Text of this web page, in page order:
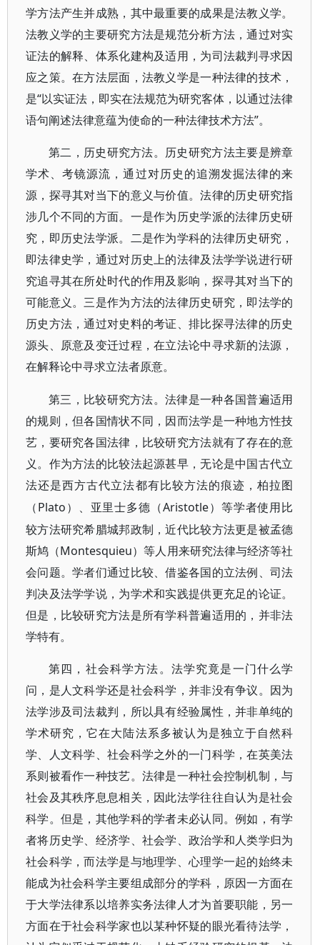
学方法产生并成熟，其中最重要的成果是法教义学。
法教义学的主要研究方法是规范分析方法，通过对实
证法的解释、体系化建构及适用，为司法裁判寻求因
应之策。在方法层面，法教义学是一种法律的技术，
是“以实证法，即实在法规范为研究客体，以通过法律
语句阐述法律意蕴为使命的一种法律技术方法”。
第二，历史研究方法。历史研究方法主要是辨章
学术、考镜源流，通过对历史的追溯发掘法律的来
源，探寻其对当下的意义与价值。法律的历史研究指
涉几个不同的方面。一是作为历史学派的法律历史研
究，即历史法学派。二是作为学科的法律历史研究，
即法律史学，通过对历史上的法律及法学学说进行研
究追寻其在所处时代的作用及影响，探寻其对当下的
可能意义。三是作为方法的法律历史研究，即法学的
历史方法，通过对史料的考证、排比探寻法律的历史
源头、原意及变迁过程，在立法论中寻求新的法源，
在解释论中寻求立法者原意。
第三，比较研究方法。法律是一种各国普遍适用
的规则，但各国情状不同，因而法学是一种地方性技
艺，要研究各国法律，比较研究方法就有了存在的意
义。作为方法的比较法起源甚早，无论是中国古代立
法还是西方古代立法都有比较方法的痕迹，柏拉图
（ Plato）、亚里士多德（Aristotle）等学者使用比
较方法研究希腊城邦政制，近代比较方法更是被孟德
斯鸠（Montesquieu）等人用来研究法律与经济等社
会问题。学者们通过比较、借鉴各国的立法例、司法
判决及法学学说，为学术和实践提供更充足的论证。
但是，比较研究方法是所有学科普遍适用的，并非法
学特有。
第四，社会科学方法。法学究竟是一门什么学
问，是人文科学还是社会科学，并非没有争议。因为
法学涉及司法裁判，所以具有经验属性，并非单纯的
学术研究，它在大陆法系多被认为是独立于自然科
学、人文科学、社会科学之外的一门科学，在英美法
系则被看作一种技艺。法律是一种社会控制机制，与
社会及其秩序息息相关，因此法学往往自认为是社会
科学。但是，其他学科的学者未必认同。例如，有学
者将历史学、经济学、社会学、政治学和人类学归为
社会科学，而法学是与地理学、心理学一起的始终未
能成为社会科学主要组成部分的学科，原因一方面在
于大学法律系以培养实务法律人才为首要职能，另一
方面在于社会科学家也以某种怀疑的眼光看待法学，